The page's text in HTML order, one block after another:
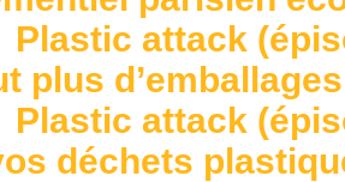
Plastic attack
plus
Plastic attack
déchets